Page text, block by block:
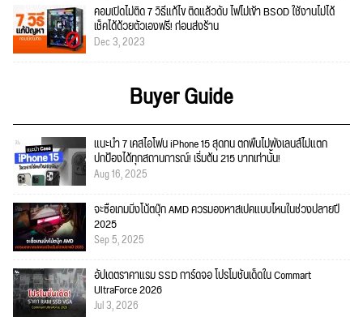
คอมเปิดไม่ติด 7 วิธีแก้ไข ติดแล้วดับ ไฟไม่เข้า BSOD ใช้งานไม่ได้
เช็คได้ด้วยตัวเองฟรี! ก่อนส่งร้าน
Dec 3, 2023
Buyer Guide
แนะนำ 7 เคสไอโฟน iPhone 15 สุดทน ตกพื้นไม่พังเลนส์ไม่แตก
ปกป้องได้ทุกสถานการณ์! เริ่มต้น 215 บาทเท่านั้น!
Aug 16, 2025
จะซื้อเกมมิ่งโน้ตบุ๊ก AMD ควรมองหาสเปคแบบไหนในช่วงปลายปี
2025
Sep 5, 2025
อัปเดตราคาแรม SSD การ์ดจอ โปรโมชั่นเด็ดใน Commart
UltraForce 2026
Jul 3, 2026